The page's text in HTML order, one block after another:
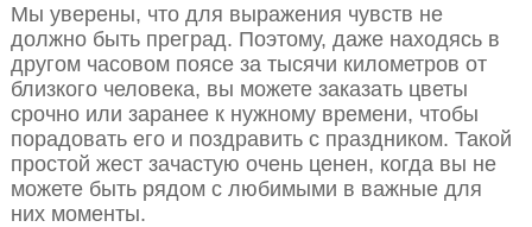
Мы уверены, что для выражения чувств не
должно быть преград. Поэтому, даже находясь в
другом часовом поясе за тысячи километров от
близкого человека, вы можете заказать цветы
срочно или заранее к нужному времени, чтобы
порадовать его и поздравить с праздником. Такой
простой жест зачастую очень ценен, когда вы не
можете быть рядом с любимыми в важные для
них моменты.